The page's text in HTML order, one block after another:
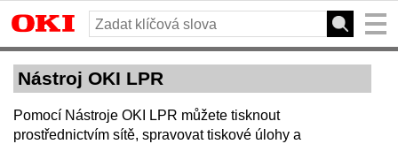
Nástroj OKI LPR
Pomocí Nástroje OKI LPR můžete tisknout
prostřednictvím sítě, spravovat tiskové úlohy a